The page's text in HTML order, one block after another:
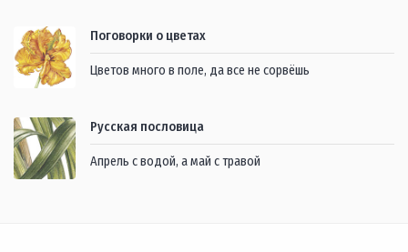
Поговорки о цветах
Цветов много в поле, да все не сорвёшь
Русская пословица
Апрель с водой, а май с травой